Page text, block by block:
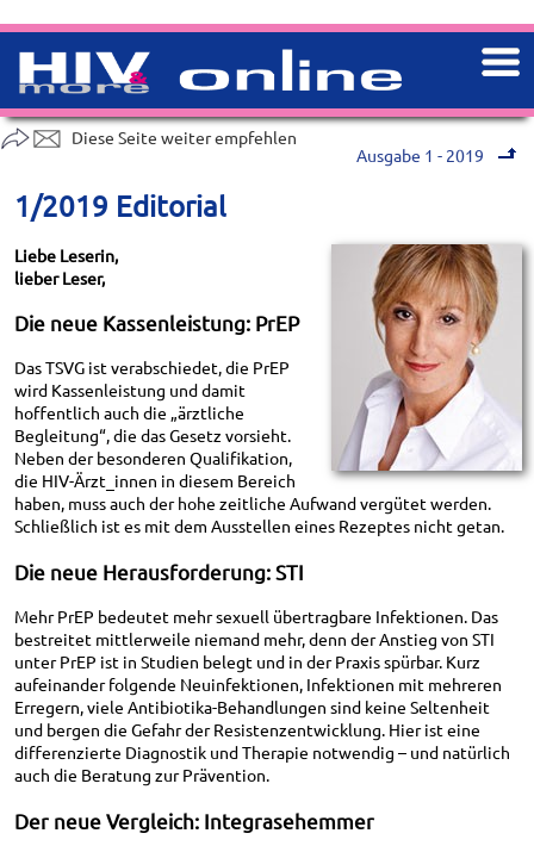
Ausgabe 1 - 2019
1/2019 Editorial
Liebe Leserin,
lieber Leser,
Die neue Kassenleistung: PrEP
Das TSVG ist verabschiedet, die PrEP
wird Kassenleistung und damit
hoffentlich auch die „ärztliche
Begleitung“, die das Gesetz vorsieht.
Neben der besonderen Qualifikation,
die HIV-Ärzt_innen in diesem Bereich
haben, muss auch der hohe zeitliche Aufwand vergütet werden.
Schließlich ist es mit dem Ausstellen eines Rezeptes nicht getan.
Die neue Herausforderung: STI
Mehr PrEP bedeutet mehr sexuell übertragbare Infektionen. Das
bestreitet mittlerweile niemand mehr, denn der Anstieg von STI
unter PrEP ist in Studien belegt und in der Praxis spürbar. Kurz
aufeinander folgende Neuinfektionen, Infektionen mit mehreren
Erregern, viele Antibiotika-Behandlungen sind keine Seltenheit
und bergen die Gefahr der Resistenzentwicklung. Hier ist eine
differenzierte Diagnostik und Therapie notwendig – und natürlich
auch die Beratung zur Prävention.
Der neue Vergleich: Integrasehemmer
Diese Seite weiter empfehlen